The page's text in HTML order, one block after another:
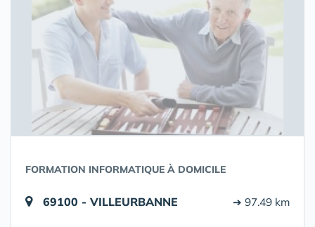
FORMATION INFORMATIQUE À DOMICILE
69100 - VILLEURBANNE ➔ 97.49 km